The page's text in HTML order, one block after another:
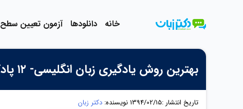
خانه دانلودها آزمون تعیین سطح
بهترین روش یادگیری زبان انگلیسی- ۱۲ پادکست فوق العاده
تاریخ انتشار :1394/02/15 نویسنده: دکتر زبان